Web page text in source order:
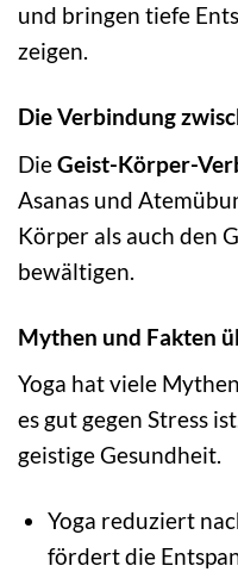
und bringen tiefe
zeigen.
Die Verbindung
DieGeist-Körper-
Asanas und
Körper als auch den
bewältigen.
Mythen und Fakten
Yoga hat viele
es gut gegen Stress
geistige Gesundheit.
Yoga reduziert
fördert die